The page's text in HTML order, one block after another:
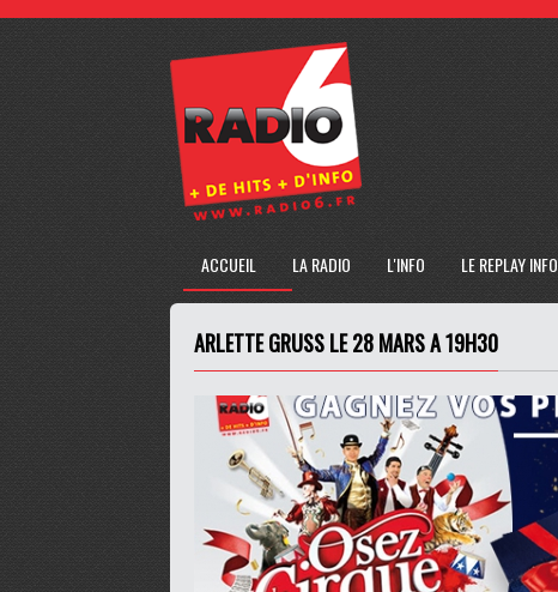
ACCUEIL LA RADIO L'INFO LE REPLAY INFO
ARLETTE GRUSS LE 28 MARS A 19H30